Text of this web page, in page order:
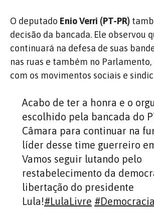
O deputado Enio Verri (PT-PR)
decisão da bancada. Ele observou
continuará na defesa de suas
nas ruas e também no
com os movimentos sociais e
Acabo de ter a honra e o
escolhido pela bancada do
Câmara para continuar na
líder desse time guerreiro
Vamos seguir lutando pelo
restabelecimento da
libertação do presidente
Lula!#LulaLivre